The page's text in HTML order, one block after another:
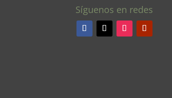
Síguenos en redes